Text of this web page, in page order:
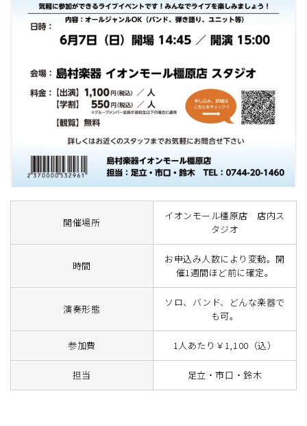
開催場所
イオンモール橿原店 店内ス
タジオ
時間
お申込み人数により変動。開
催1週間ほど前に確定。
演奏形態
ソロ、バンド、どんな楽器で
も可。
参加費 1人あたり￥1,100（込）
担当 足立・市口・鈴木